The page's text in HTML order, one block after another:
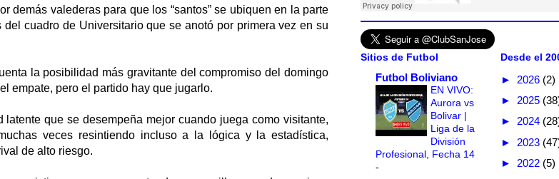
demás valederas para que los “santos” se ubiquen en la parte
cuadro de Universitario que se anotó por primera vez en su
la posibilidad más gravitante del compromiso del domingo
empate, pero el partido hay que jugarlo.
que se desempeña mejor cuando juega como visitante,
veces resintiendo incluso a la lógica y la estadística,
de alto riesgo.
Sitios de Futbol
Futbol Boliviano
EN VIVO:
Aurora vs
Bolivar |
Liga de la
División
Profesional, Fecha 14
-
Desde el
► 2026 (2)
► 2025
► 2024
► 2023
► 2022 (5)